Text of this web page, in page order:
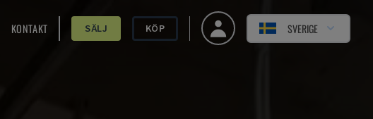
KONTAKT SÄLJ KÖP SVERIGE